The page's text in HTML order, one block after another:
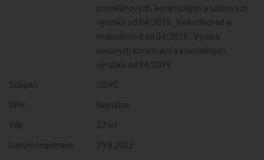
porcelánových, keramických a sádrových
výrobků od 04/2019 , Velkoobchod a
maloobchod od 04/2019 , Výroba
kovových konstrukcí a kovodělných
výrobků od 04/2019
Subjekt: OSVČ
DPH: Neplátce
Věk: 27 let
Datum registrace: 29.8.2023